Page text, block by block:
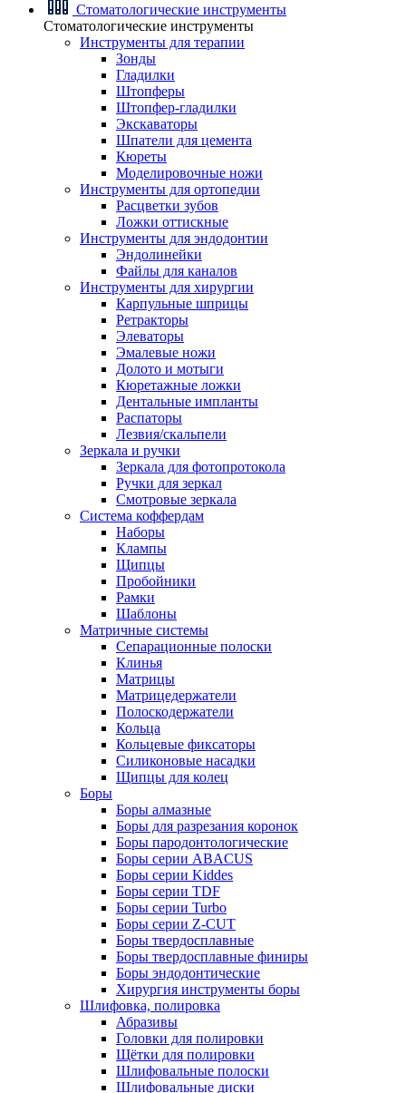
Стоматологические инструменты
Стоматологические инструменты
Инструменты для терапии
Зонды
Гладилки
Штопферы
Штопфер-гладилки
Экскаваторы
Шпатели для цемента
Кюреты
Моделировочные ножи
Инструменты для ортопедии
Расцветки зубов
Ложки оттискные
Инструменты для эндодонтии
Эндолинейки
Файлы для каналов
Инструменты для хирургии
Карпульные шприцы
Ретракторы
Элеваторы
Эмалевые ножи
Долото и мотыги
Кюретажные ложки
Дентальные импланты
Распаторы
Лезвия/скальпели
Зеркала и ручки
Зеркала для фотопротокола
Ручки для зеркал
Смотровые зеркала
Система коффердам
Наборы
Клампы
Щипцы
Пробойники
Рамки
Шаблоны
Матричные системы
Сепарационные полоски
Клинья
Матрицы
Матрицедержатели
Полоскодержатели
Кольца
Кольцевые фиксаторы
Силиконовые насадки
Щипцы для колец
Боры
Боры алмазные
Боры для разрезания коронок
Боры пародонтологические
Боры серии ABACUS
Боры серии Kiddes
Боры серии TDF
Боры серии Turbo
Боры серии Z-CUT
Боры твердосплавные
Боры твердосплавные финиры
Боры эндодонтические
Хирургия инструменты боры
Шлифовка, полировка
Абразивы
Головки для полировки
Щётки для полировки
Шлифовальные полоски
Шлифовальные диски